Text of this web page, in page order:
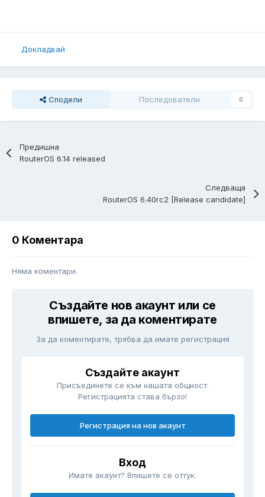
Докладвай
Сподели Последователи 0
Предишна
RouterOS 6.14 released
Следваща
RouterOS 6.40rc2 [Release candidate]
0 Коментара
Няма коментари.
Създайте нов акаунт или се
впишете, за да коментирате
За да коментирате, трябва да имате регистрация
Създайте акаунт
Присъединете се към нашата общност.
Регистрацията става бързо!
Регистрация на нов акаунт
Вход
Имате акаунт? Впишете се оттук.